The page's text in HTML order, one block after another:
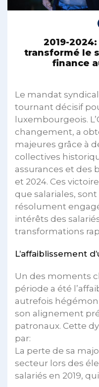
2019-
transformé le
finance
Le mandat
tournant décisif
luxembourgeois.
changement, a
majeures grâce à
collectives
assurances et des
et 2024. Ces
que salariales,
résolument
intérêts des
transformations
L’affaiblissement
Un des moments
période a été
autrefois
son alignement
patronaux. Cette
par:
La perte de sa
secteur lors des
salariés en 2019,